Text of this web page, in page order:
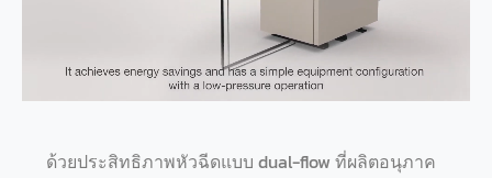
ด้วยประสิทธิภาพหัวฉีดแบบ dual-flow ที่ผลิตอนุภาค